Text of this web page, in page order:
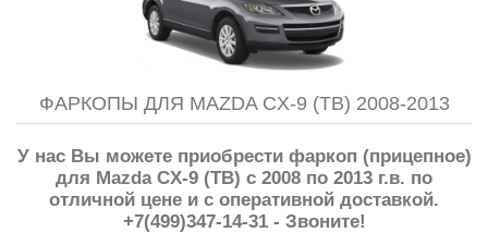
ФАРКОПЫ ДЛЯ MAZDA CX-9 (TB) 2008-2013
У нас Вы можете приобрести фаркоп (прицепное)
для Mazda CX-9 (TB) с 2008 по 2013 г.в. по
отличной цене и с оперативной доставкой.
+7(499)347-14-31 - Звоните!